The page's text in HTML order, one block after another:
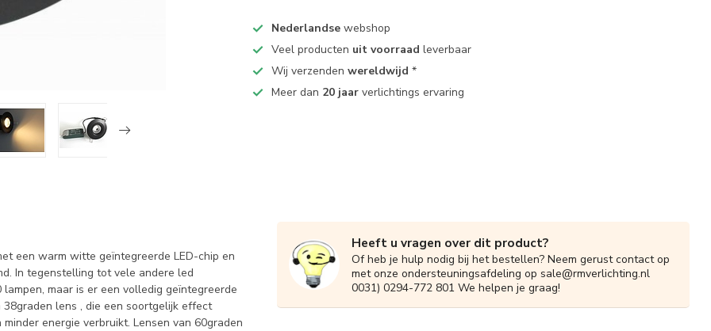
Nederlandse webshop
Veel producten uit voorraadleverbaar
Wij verzendenwereldwijd *
Meer dan 20 jaar verlichtings ervaring
een warm witte geïntegreerde LED-chip en
In tegenstelling tot vele andere led
maar is er een volledig geïntegreerde
lens , die een soortgelijk effect
energie verbruikt. Lensen van 60graden
Heeft u vragen over dit product?
Of heb je hulp nodig bij het bestellen? Neem gerust contact op
met onze ondersteuningsafdeling op sale@rmverlichting.nl
0031) 0294-772 801 We helpen je graag!